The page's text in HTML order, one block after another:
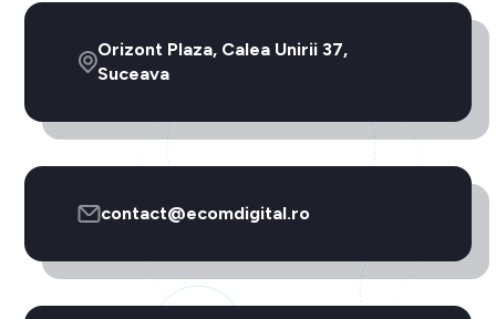
Orizont Plaza, Calea Unirii 37,
Suceava
contact@ecomdigital.ro